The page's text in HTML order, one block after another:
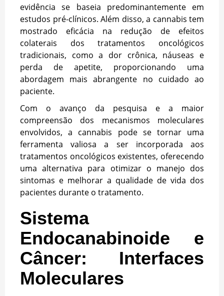
evidência se baseia predominantemente em
estudos pré-clínicos. Além disso, a cannabis tem
mostrado eficácia na redução de efeitos
colaterais dos tratamentos oncológicos
tradicionais, como a dor crônica, náuseas e
perda de apetite, proporcionando uma
abordagem mais abrangente no cuidado ao
paciente.
Com o avanço da pesquisa e a maior
compreensão dos mecanismos moleculares
envolvidos, a cannabis pode se tornar uma
ferramenta valiosa a ser incorporada aos
tratamentos oncológicos existentes, oferecendo
uma alternativa para otimizar o manejo dos
sintomas e melhorar a qualidade de vida dos
pacientes durante o tratamento.
Sistema
Endocanabinoide e
Câncer: Interfaces
Moleculares